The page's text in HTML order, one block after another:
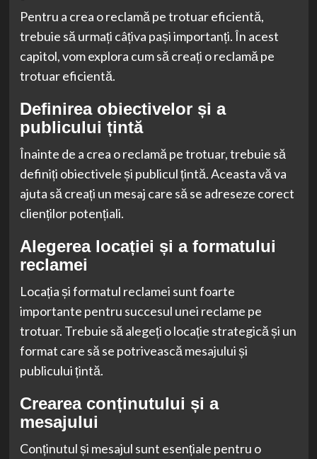
Pentru a crea o reclamă pe trotuar eficientă,
trebuie să urmați câțiva pași importanți. În acest
capitol, vom explora cum să creați o reclamă pe
trotuar eficientă.
Definirea obiectivelor și a
publicului țintă
Înainte de a crea o reclamă pe trotuar, trebuie să
definiți obiectivele și publicul țintă. Aceasta vă va
ajuta să creați un mesaj care să se adreseze corect
clienților potențiali.
Alegerea locației și a formatului
reclamei
Locația și formatul reclamei sunt foarte
importante pentru succesul unei reclame pe
trotuar. Trebuie să alegeți o locație strategică și un
format care să se potrivească mesajului și
publicului țintă.
Crearea conținutului și a
mesajului
Conținutul și mesajul sunt esențiale pentru o